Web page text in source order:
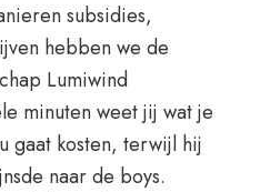
subsidies,
hebben we de
Lumiwind
minuten weet jij wat je
gaat kosten, terwijl hij
naar de boys.